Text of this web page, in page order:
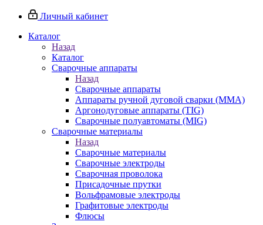
Личный кабинет
Каталог
Назад
Каталог
Сварочные аппараты
Назад
Сварочные аппараты
Аппараты ручной дуговой сварки (MMA)
Аргонодуговые аппараты (TIG)
Сварочные полуавтоматы (MIG)
Сварочные материалы
Назад
Сварочные материалы
Сварочные электроды
Сварочная проволока
Присадочные прутки
Вольфрамовые электроды
Графитовые электроды
Флюсы